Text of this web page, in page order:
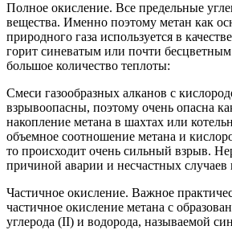
Полное окисление. Все предельные
вещества. Именно поэтому метан как
природного газа используется в
горит синеватым или почти
большое количество теплоты:
Смеси газообразных алканов с
взрывоопасны, поэтому очень опасна
накопление метана в шахтах или
объемное соотношение метана и
то происходит очень сильный взрыв.
причиной аварии и несчастных случаев
Частичное окисление. Важное
частичное окисление метана с
углерода (II) и водорода, называемой